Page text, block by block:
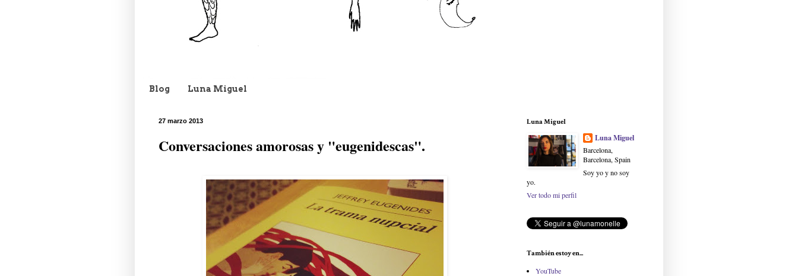
Blog Luna Miguel
27 marzo 2013
Conversaciones amorosas y "eugenidescas".
Luna Miguel
Luna Miguel
Barcelona,
Barcelona, Spain
Soy yo y no soy
yo.
Ver todo mi perfil
También estoy en...
YouTube